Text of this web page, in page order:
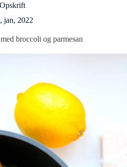
Opskrift
jan, 2022
broccoli og parmesan